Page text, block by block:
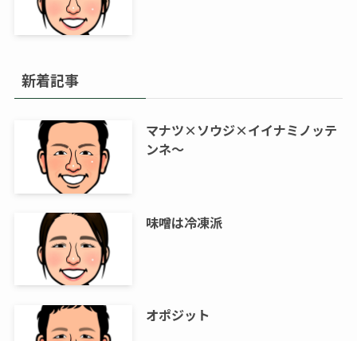
新着記事
マナツ×ソウジ×イイナミノッテ
ンネ～
味噌は冷凍派
オポジット